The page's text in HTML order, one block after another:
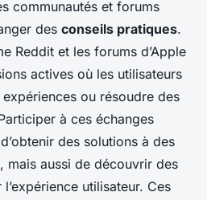
communautés et forums
des conseils pratiques.
Reddit et les forums d’Apple
actives où les utilisateurs
ou résoudre des
à ces échanges
des solutions à des
mais aussi de découvrir des
utilisateur. Ces